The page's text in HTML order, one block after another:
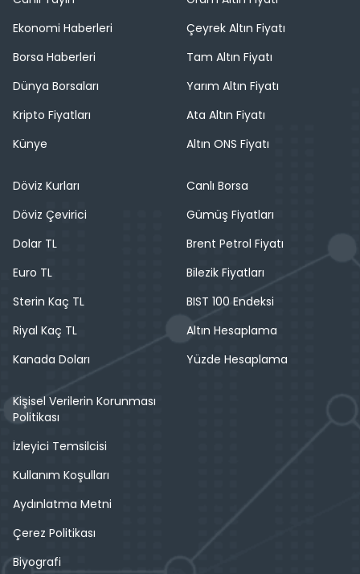
Ekonomi Haberleri
Borsa Haberleri
Dünya Borsaları
Kripto Fiyatları
Künye
Çeyrek Altın Fiyatı
Tam Altın Fiyatı
Yarım Altın Fiyatı
Ata Altın Fiyatı
Altın ONS Fiyatı
Döviz Kurları
Döviz Çevirici
Dolar TL
Euro TL
Sterin Kaç TL
Riyal Kaç TL
Kanada Doları
Canlı Borsa
Gümüş Fiyatları
Brent Petrol Fiyatı
Bilezik Fiyatları
BIST 100 Endeksi
Altın Hesaplama
Yüzde Hesaplama
Kişisel Verilerin Korunması
Politikası
İzleyici Temsilcisi
Kullanım Koşulları
Aydınlatma Metni
Çerez Politikası
Biyografi